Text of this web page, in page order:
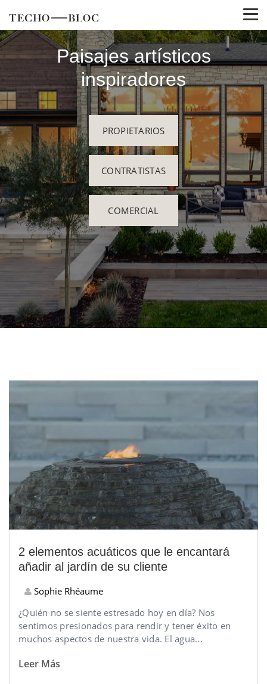
Paisajes artísticos
inspiradores
PROPIETARIOS
CONTRATISTAS
COMERCIAL
2 elementos acuáticos que le encantará
añadir al jardín de su cliente
Sophie Rhéaume
¿Quién no se siente estresado hoy en día? Nos
sentimos presionados para rendir y tener éxito en
muchos aspectos de nuestra vida. El agua...
Leer Más